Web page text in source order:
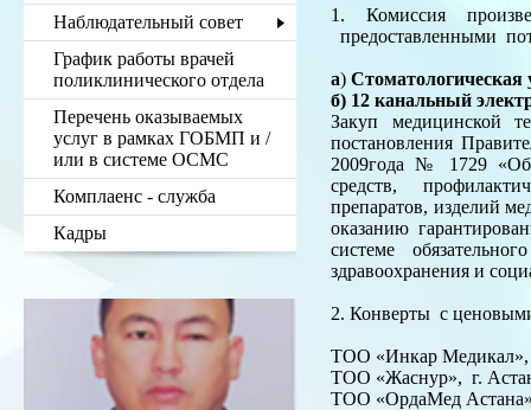
Наблюдательный совет
График работы врачей
поликлинического отдела
Перечень оказываемых
услуг в рамках ГОБМП и /
или в системе ОСМС
Комплаенс - служба
Кадры
1. Комиссия
предоставленными
а)Стоматологическая
б) 12 канальный
Закуп медицинской
постановления
2009года № 1729 «Об
средств,
препаратов, изделий
оказанию
системе
здравоохранения и
2. Конверты с
ТОО «Инкар Медикал»,
ТОО «Жаснур», г.
ТОО «ОрдаМед